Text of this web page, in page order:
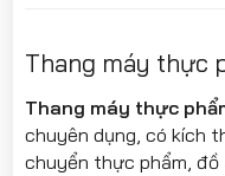
Thang máy thực
Thang máy thực
chuyên dụng, có kích
chuyển thực phẩm, đồ